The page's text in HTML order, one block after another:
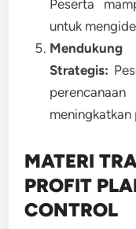
Peserta
untuk
Strategis:
MATERI
PROFIT
CONTROL